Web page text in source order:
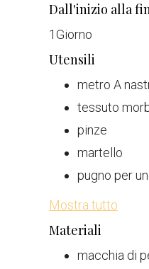
Dall'inizio alla
1Giorno
Utensili
metro A
tessuto
pinze
martello
pugno per
Mostra tutto
Materiali
macchia di